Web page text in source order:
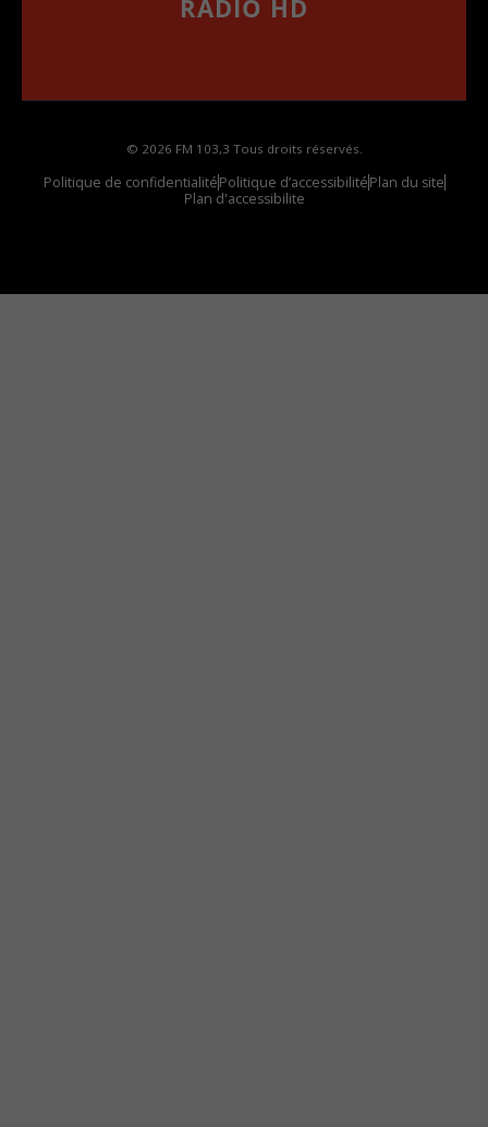
RADIO HD
© 2026 FM 103,3 Tous droits réservés.
Politique de confidentialitéPolitique d’accessibilitéPlan du site
Plan d'accessibilite